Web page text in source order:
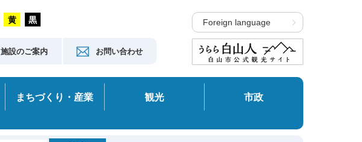
施設のご案内 お問い合わせ
Foreign language
まちづくり・産業 観光 市政